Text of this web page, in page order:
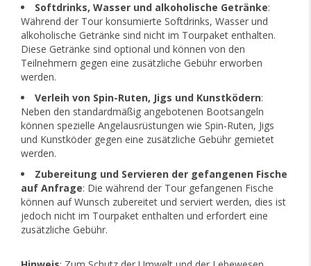
Softdrinks, Wasser und alkoholische Getränke:
Während der Tour konsumierte Softdrinks, Wasser und
alkoholische Getränke sind nicht im Tourpaket enthalten.
Diese Getränke sind optional und können von den
Teilnehmern gegen eine zusätzliche Gebühr erworben
werden.
Verleih von Spin-Ruten, Jigs und Kunstködern:
Neben den standardmäßig angebotenen Bootsangeln
können spezielle Angelausrüstungen wie Spin-Ruten, Jigs
und Kunstköder gegen eine zusätzliche Gebühr gemietet
werden.
Zubereitung und Servieren der gefangenen Fische
auf Anfrage: Die während der Tour gefangenen Fische
können auf Wunsch zubereitet und serviert werden, dies ist
jedoch nicht im Tourpaket enthalten und erfordert eine
zusätzliche Gebühr.